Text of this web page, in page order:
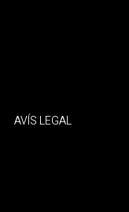
AVÍS LEGAL